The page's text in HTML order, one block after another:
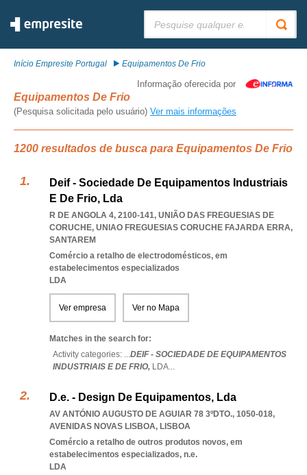
Início Empresite Portugal Equipamentos De Frio
Informação oferecida por
Equipamentos De Frio
(Pesquisa solicitada pelo usuário) Ver mais informações
1200 resultados de busca para Equipamentos De Frio
Deif - Sociedade De Equipamentos Industriais
E De Frio, Lda
R DE ANGOLA 4, 2100-141, UNIÃO DAS FREGUESIAS DE
CORUCHE, UNIAO FREGUESIAS CORUCHE FAJARDA ERRA,
SANTAREM
Comércio a retalho de electrodomésticos, em
estabelecimentos especializados
LDA
Ver empresa Ver no Mapa
Matches in the search for:
Activity categories: ...DEIF - SOCIEDADE DE EQUIPAMENTOS
INDUSTRIAIS E DE FRIO, LDA...
D.e. - Design De Equipamentos, Lda
AV ANTÓNIO AUGUSTO DE AGUIAR 78 3ºDTO., 1050-018,
AVENIDAS NOVAS LISBOA, LISBOA
Comércio a retalho de outros produtos novos, em
estabelecimentos especializados, n.e.
LDA